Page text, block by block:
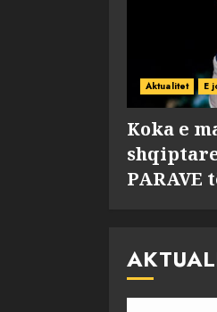
Aktualitet E
Koka e
PARAVE